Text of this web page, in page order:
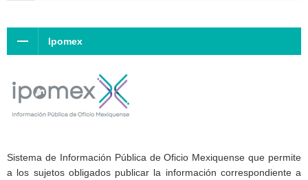
Ipomex
Sistema de Información Pública de Oficio Mexiquense que permite
a los sujetos obligados publicar la información correspondiente a